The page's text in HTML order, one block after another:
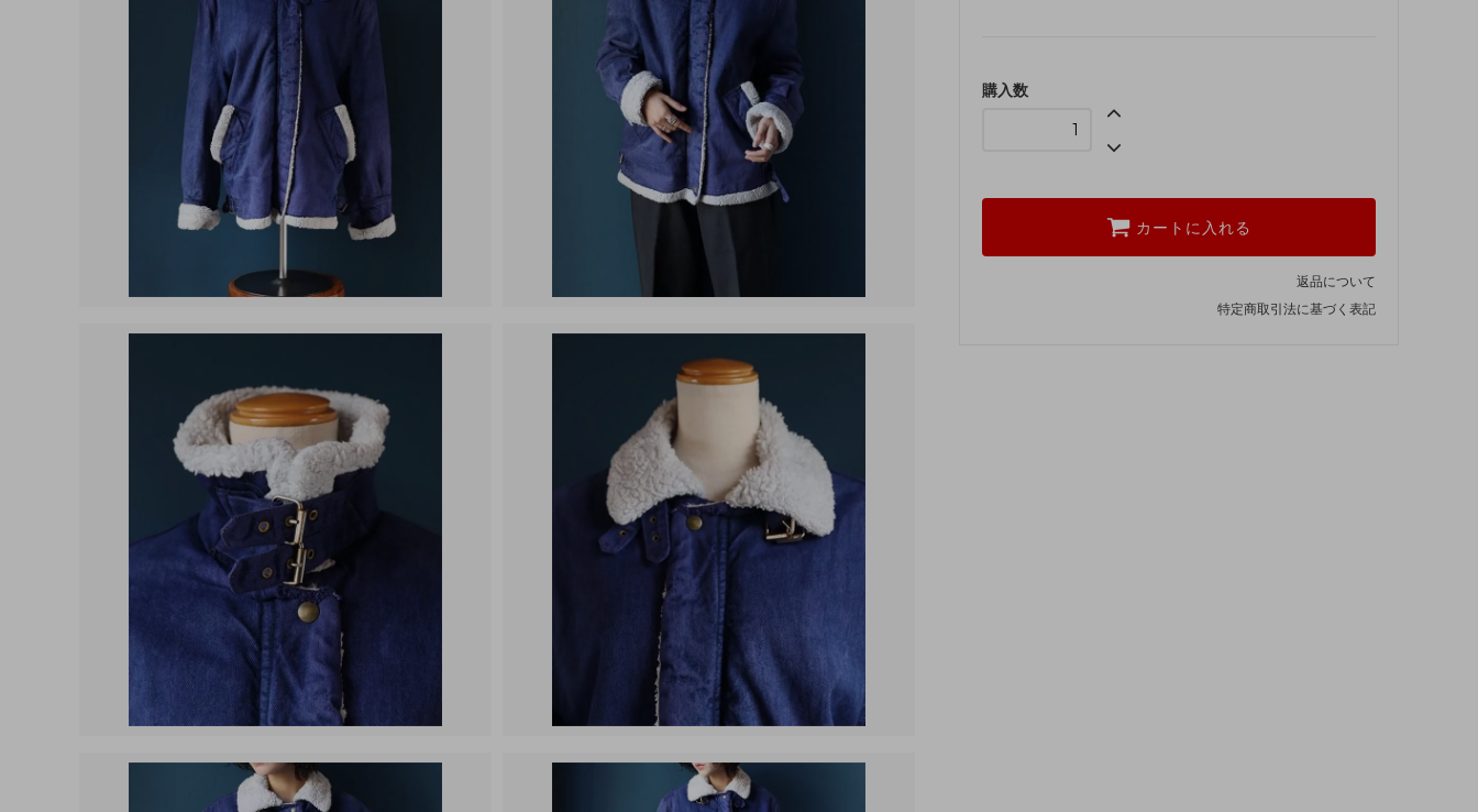
購入数
カートに入れる
返品について
特定商取引法に基づく表記